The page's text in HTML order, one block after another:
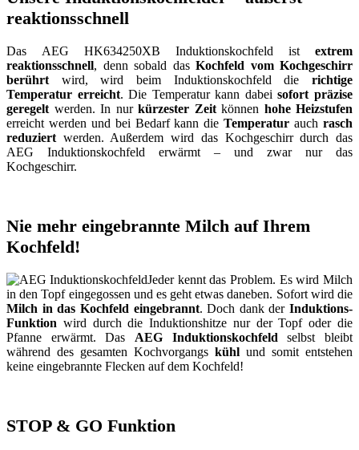
reaktionsschnell
Das AEG HK634250XB Induktionskochfeld ist extrem
reaktionsschnell, denn sobald das Kochfeld vom Kochgeschirr
berührt wird, wird beim Induktionskochfeld die richtige
Temperatur erreicht. Die Temperatur kann dabeisofort präzise
geregelt werden. In nur kürzester Zeitkönnen hohe Heizstufen
erreicht werden und bei Bedarf kann dieTemperatur auchrasch
reduziert werden. Außerdem wird das Kochgeschirr durch das
AEG Induktionskochfeld erwärmt – und zwar nur das
Kochgeschirr.
Nie mehr eingebrannte Milch auf Ihrem
Kochfeld!
Jeder kennt das Problem. Es wird Milch
in den Topf eingegossen und es geht etwas daneben. Sofort wird die
Milch in das Kochfeld eingebrannt. Doch dank der Induktions-
Funktion wird durch die Induktionshitze nur der Topf oder die
Pfanne erwärmt. Das AEG Induktionskochfeld selbst bleibt
während des gesamten Kochvorgangs kühl und somit entstehen
keine eingebrannte Flecken auf dem Kochfeld!
STOP & GO Funktion